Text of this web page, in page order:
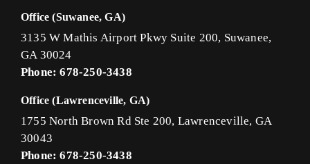
Office (Suwanee, GA)
3135 W Mathis Airport Pkwy Suite 200, Suwanee,
GA 30024
Phone: 678-250-3438
Office (Lawrenceville, GA)
1755 North Brown Rd Ste 200, Lawrenceville, GA
30043
Phone: 678-250-3438